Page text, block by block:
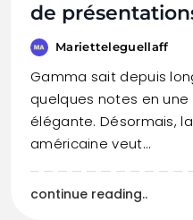
de
Marietteleguellaff
Gamma sait depuis
quelques notes en
élégante. Désormais,
américaine veut…
continue reading..